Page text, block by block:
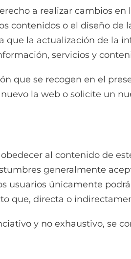
a realizar cambios
contenidos o el diseño de
que la actualización de la
servicios y
que se recogen en el
la web o solicite un
al contenido de
generalmente
usuarios únicamente
que, directa o
y no exhaustivo, se